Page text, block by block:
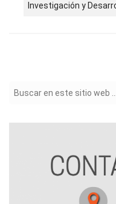
Investigación y
Formulario de